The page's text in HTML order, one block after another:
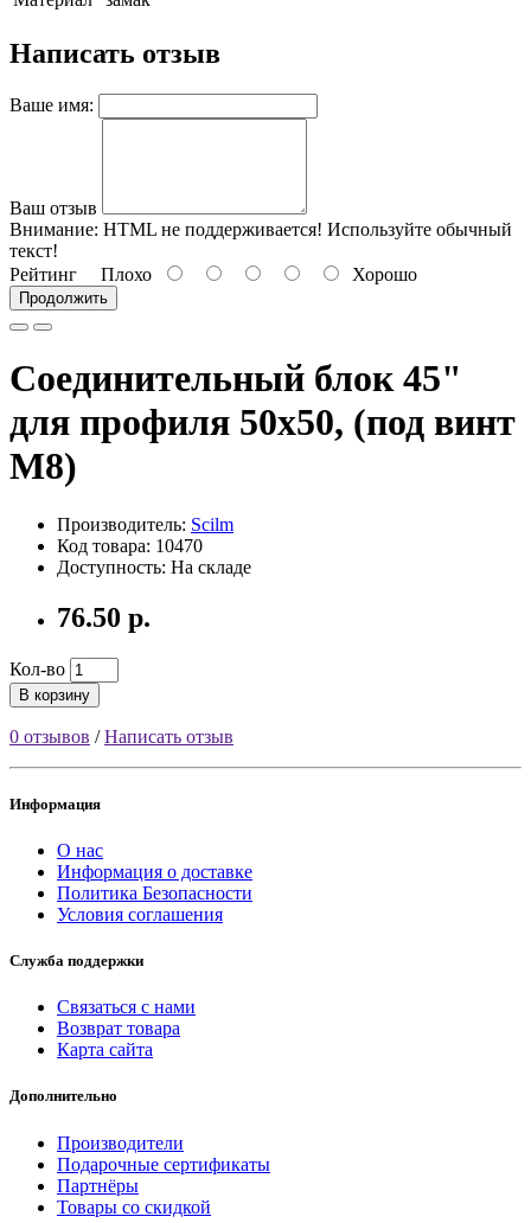
Написать отзыв
Ваше имя:
Ваш отзыв
Внимание: HTML не поддерживается! Используйте обычный
текст!
Рейтинг Плохо Хорошо
Продолжить
Соединительный блок 45"
для профиля 50х50, (под винт
М8)
Производитель: Scilm
Код товара: 10470
Доступность: На складе
76.50 р.
Кол-во
В корзину
0 отзывов /Написать отзыв
Информация
О нас
Информация о доставке
Политика Безопасности
Условия соглашения
Служба поддержки
Связаться с нами
Возврат товара
Карта сайта
Дополнительно
Производители
Подарочные сертификаты
Партнёры
Товары со скидкой